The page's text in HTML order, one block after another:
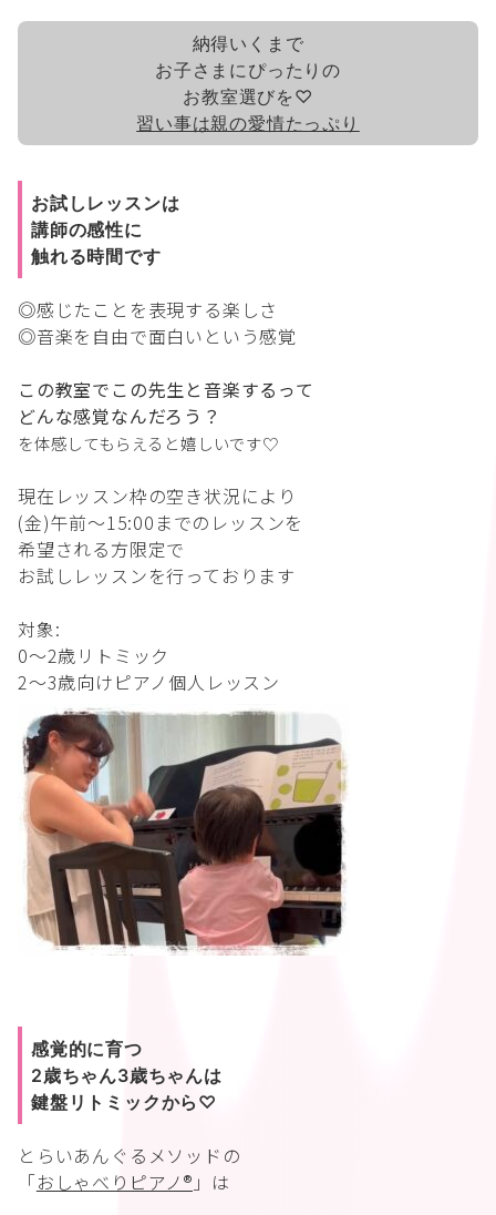
納得いくまで
お子さまにぴったりの
お教室選びを♡
習い事は親の愛情たっぷり
お試しレッスンは
講師の感性に
触れる時間です
◎感じたことを表現する楽しさ
◎音楽を自由で面白いという感覚
この教室でこの先生と音楽するって
どんな感覚なんだろう？
を体感してもらえると嬉しいです♡
現在レッスン枠の空き状況により
(金)午前〜15:00までのレッスンを
希望される方限定で
お試しレッスンを行っております
対象:
0〜2歳リトミック
2〜3歳向けピアノ個人レッスン
感覚的に育つ
2歳ちゃん3歳ちゃんは
鍵盤リトミックから♡
とらいあんぐるメソッドの
「おしゃべりピアノ®︎ 」は